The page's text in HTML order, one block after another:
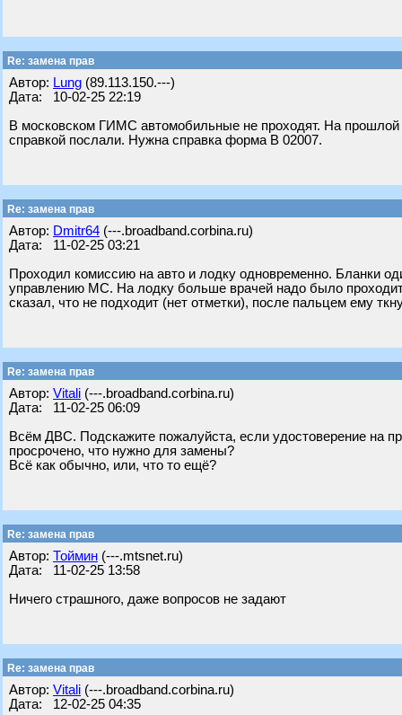
Re: замена прав
Автор: Lung (89.113.150.---)
Дата: 10-02-25 22:19
В московском ГИМС автомобильные не проходят. На
справкой послали. Нужна справка форма В 02007.
Re: замена прав
Автор: Dmitr64 (---.broadband.corbina.ru)
Дата: 11-02-25 03:21
Проходил комиссию на авто и лодку одновременно. Бланки
управлению МС. На лодку больше врачей надо было
сказал, что не подходит (нет отметки), после пальцем ему
Re: замена прав
Автор: Vitali (---.broadband.corbina.ru)
Дата: 11-02-25 06:09
Всём ДВС. Подскажите пожалуйста, если удостоверение на
просрочено, что нужно для замены?
Всë как обычно, или, что то ещё?
Re: замена прав
Автор: Тоймин (---.mtsnet.ru)
Дата: 11-02-25 13:58
Ничего страшного, даже вопросов не задают
Re: замена прав
Автор: Vitali (---.broadband.corbina.ru)
Дата: 12-02-25 04:35